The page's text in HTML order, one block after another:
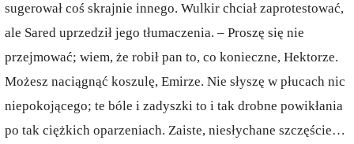
sugerował coś skrajnie innego. Wulkir chciał zaprotestować,
ale Sared uprzedził jego tłumaczenia. – Proszę się nie
przejmować; wiem, że robił pan to, co konieczne, Hektorze.
Możesz naciągnąć koszulę, Emirze. Nie słyszę w płucach nic
niepokojącego; te bóle i zadyszki to i tak drobne powikłania
po tak ciężkich oparzeniach. Zaiste, niesłychane szczęście…